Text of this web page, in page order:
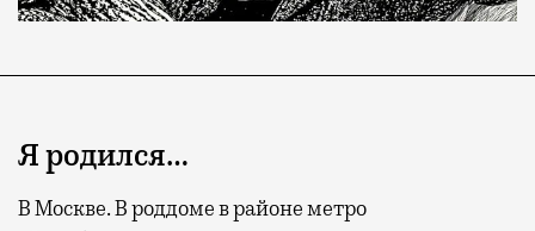
Я родился…
В Москве. В роддоме в районе метро